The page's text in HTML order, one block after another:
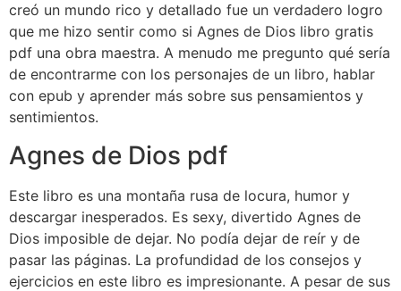
creó un mundo rico y detallado fue un verdadero logro
que me hizo sentir como si Agnes de Dios libro gratis
pdf una obra maestra. A menudo me pregunto qué sería
de encontrarme con los personajes de un libro, hablar
con epub y aprender más sobre sus pensamientos y
sentimientos.
Agnes de Dios pdf
Este libro es una montaña rusa de locura, humor y
descargar inesperados. Es sexy, divertido Agnes de
Dios imposible de dejar. No podía dejar de reír y de
pasar las páginas. La profundidad de los consejos y
ejercicios en este libro es impresionante. A pesar de sus